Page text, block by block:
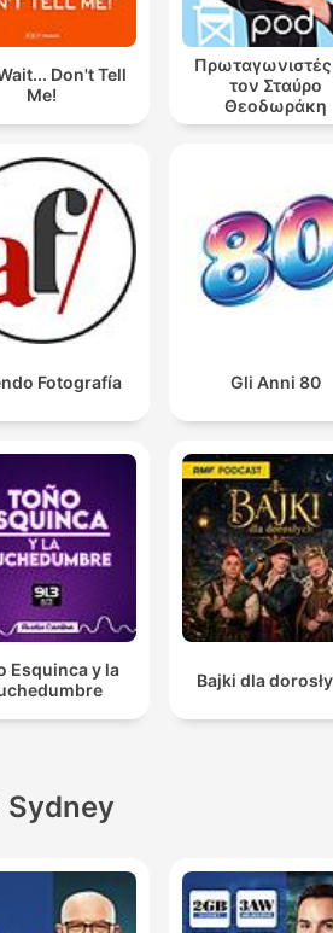
Don't Tell
Me!
Πρωταγωνιστές
τον Σταύρο
Θεοδωράκη
Fotografía Gli Anni 80
Esquinca y la
Bajki dla
Sydney